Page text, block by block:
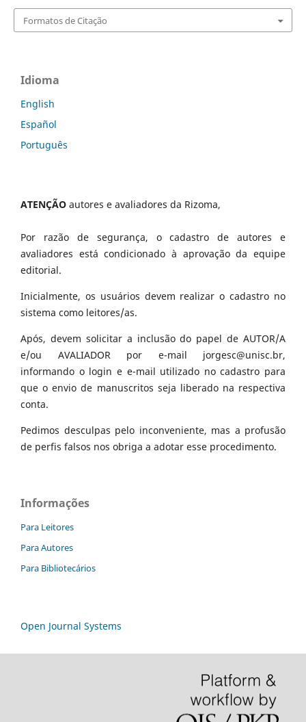
Formatos de Citação
Idioma
English
Español
Português
ATENÇÃO autores e avaliadores da Rizoma,
Por razão de segurança, o cadastro de autores e
avaliadores está condicionado à aprovação da equipe
editorial.
Inicialmente, os usuários devem realizar o cadastro no
sistema como leitores/as.
Após, devem solicitar a inclusão do papel de AUTOR/A
e/ou AVALIADOR por e-mail jorgesc@unisc.br,
informando o login e e-mail utilizado no cadastro para
que o envio de manuscritos seja liberado na respectiva
conta.
Pedimos desculpas pelo inconveniente, mas a profusão
de perfis falsos nos obriga a adotar esse procedimento.
Informações
Para Leitores
Para Autores
Para Bibliotecários
Open Journal Systems